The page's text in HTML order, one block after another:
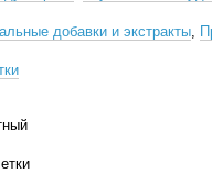
добавки и экстракты,